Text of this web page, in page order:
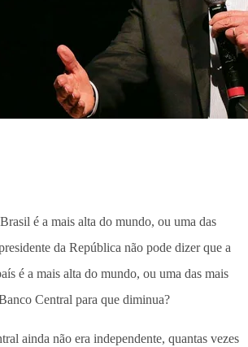
é a mais alta do mundo, ou uma das
da República não pode dizer que a
é a mais alta do mundo, ou uma das mais
Central para que diminua?
ainda não era independente, quantas vezes